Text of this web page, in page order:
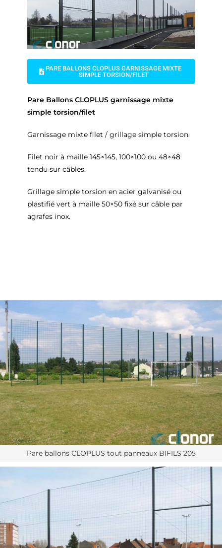
PARE BALLONS CLOPLUS GARNISSAGE MIXTE
SIMPLE TORSION/FILET
Pare Ballons CLOPLUS garnissage mixte
simple torsion/filet
Garnissage mixte filet / grillage simple torsion.
Filet noir à maille 145×145, 100×100 ou 48×48
tendu sur câbles.
Grillage simple torsion en acier galvanisé ou
plastifié vert à maille 50×50 fixé sur câble par
agrafes inox.
Pare ballons CLOPLUS tout panneaux BIFILS 205